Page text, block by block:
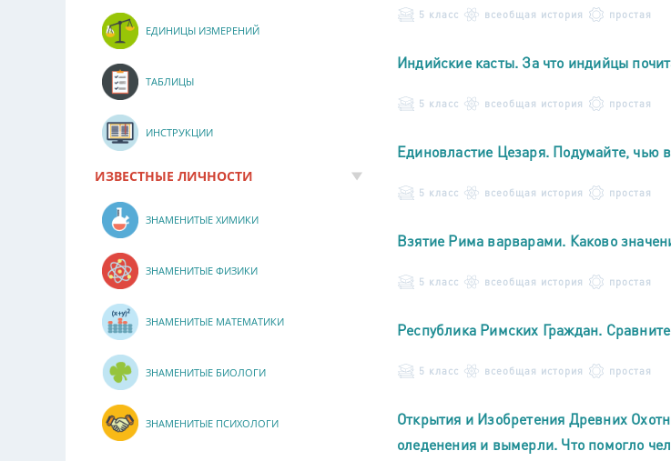
5 класс всеобщая история простая
Индийские касты. За что индийцы
5 класс всеобщая история простая
Единовластие Цезаря. Подумайте, чью
5 класс всеобщая история простая
Взятие Рима варварами. Каково
5 класс всеобщая история простая
Республика Римских Граждан.
5 класс всеобщая история простая
Открытия и Изобретения Древних
оледенения и вымерли. Что помогло
ЕДИНИЦЫ ИЗМЕРЕНИЙ
ТАБЛИЦЫ
ИНСТРУКЦИИ
ИЗВЕСТНЫЕ ЛИЧНОСТИ
ЗНАМЕНИТЫЕ ХИМИКИ
ЗНАМЕНИТЫЕ ФИЗИКИ
ЗНАМЕНИТЫЕ МАТЕМАТИКИ
ЗНАМЕНИТЫЕ БИОЛОГИ
ЗНАМЕНИТЫЕ ПСИХОЛОГИ